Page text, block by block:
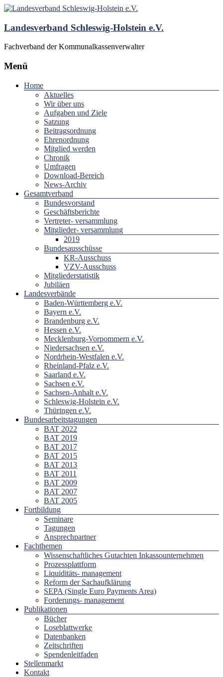
Landesverband Schleswig-Holstein e.V.
Fachverband der Kommunalkassenverwalter
Menü
Home
Aktuelles
Wir über uns
Aufgaben und Ziele
Satzung
Beitragsordnung
Ehrenordnung
Mitglied werden
Chronik
Umfragen
Download-Bereich
News-Archiv
Gesamtverband
Bundesvorstand
Geschäftsberichte
Vertreter- versammlung
Mitglieder- versammlung
2019
Bundesausschüsse
KR-Ausschuss
VZV-Ausschuss
Mitgliederstatistik
Jubiläen
Landesverbände
Baden-Württemberg e.V.
Bayern e.V.
Brandenburg e.V.
Hessen e.V.
Mecklenburg-Vorpommern e.V.
Niedersachsen e.V.
Nordrhein-Westfalen e.V.
Rheinland-Pfalz e.V.
Saarland e.V.
Sachsen e.V.
Sachsen-Anhalt e.V.
Schleswig-Holstein e.V.
Thüringen e.V.
Bundesarbeitstagungen
BAT 2022
BAT 2019
BAT 2017
BAT 2015
BAT 2013
BAT 2011
BAT 2009
BAT 2007
BAT 2005
Fortbildung
Seminare
Tagungen
Ansprechpartner
Fachthemen
Wissenschaftliches Gutachten Inkassounternehmen
Prozessplattform
Liquiditäts- management
Reform der Sachaufklärung
SEPA (Single Euro Payments Area)
Forderungs- management
Publikationen
Bücher
Loseblattwerke
Datenbanken
Zeitschriften
Spendenleitfaden
Stellenmarkt
Kontakt